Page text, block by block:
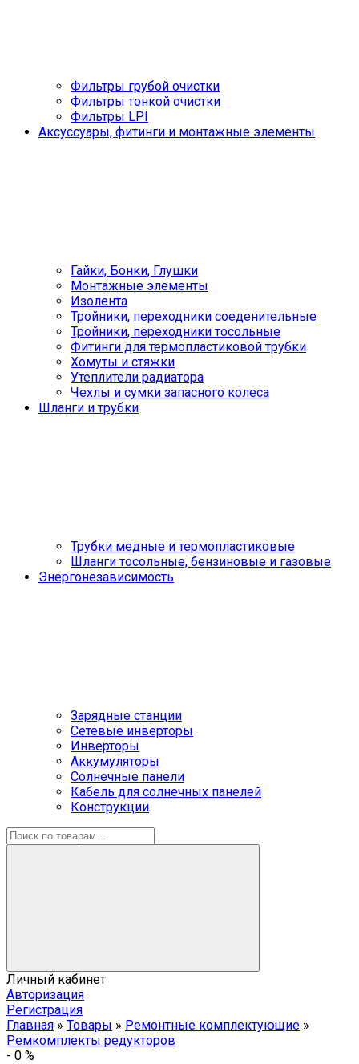
Фильтры грубой очистки
Фильтры тонкой очистки
Фильтры LPI
Аксуссуары, фитинги и монтажные элементы
Гайки, Бонки, Глушки
Монтажные элементы
Изолента
Тройники, переходники соеденительные
Тройники, переходники тосольные
Фитинги для термопластиковой трубки
Хомуты и стяжки
Утеплители радиатора
Чехлы и сумки запасного колеса
Шланги и трубки
Трубки медные и термопластиковые
Шланги тосольные, бензиновые и газовые
Энергонезависимость
Зарядные станции
Сетевые инверторы
Инверторы
Аккумуляторы
Солнечные панели
Кабель для солнечных панелей
Конструкции
Личный кабинет
Авторизация
Регистрация
Главная » Товары » Ремонтные комплектующие »
Ремкомплекты редукторов
- 0 %